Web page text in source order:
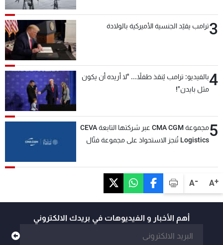
A+
A-
3ترامب يقيّد الجنسية الأميركية بالولادة
4بالفيديو: ترامب يُنقذ طفلاً... "لا أريده أن يكون
مثل بايدن"!
5
مجموعة CMA CGM عبر شركتها التابعة CEVA
Logistics تُنجز الاستحواذ على مجموعة فتّال
أهم الأخبار و الفيديوهات في بريدك الالكتروني